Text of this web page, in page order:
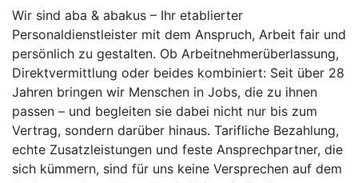
Wir sind aba & abakus – Ihr etablierter
Personaldienstleister mit dem Anspruch, Arbeit fair und
persönlich zu gestalten. Ob Arbeitnehmerüberlassung,
Direktvermittlung oder beides kombiniert: Seit über 28
Jahren bringen wir Menschen in Jobs, die zu ihnen
passen – und begleiten sie dabei nicht nur bis zum
Vertrag, sondern darüber hinaus. Tarifliche Bezahlung,
echte Zusatzleistungen und feste Ansprechpartner, die
sich kümmern, sind für uns keine Versprechen auf dem